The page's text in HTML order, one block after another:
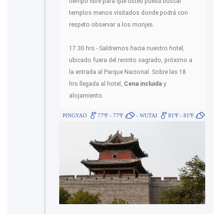
templos menos visitados donde podrá con
respeto observar a los monjes.
17.30 hrs.- Saldremos hacia nuestro hotel,
ubicado fuera del recinto sagrado, próximo a
la entrada al Parque Nacional. Sobre las 18
hrs llegada al hotel, Cena incluida y
alojamiento.
PINGYAO 77ºF - 77ºF - WUTAI 81ºF - 81ºF